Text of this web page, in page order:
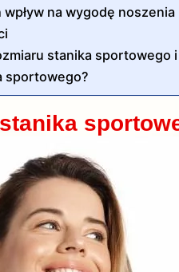
na wygodę noszenia
stanika sportowego
sportowego?